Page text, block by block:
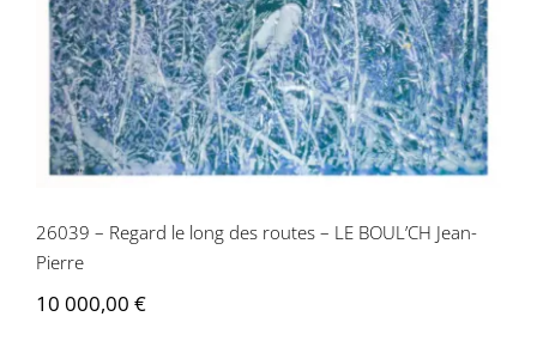
26039 – Regard le long des routes – LE BOUL’CH Jean-
Pierre
10 000,00 €